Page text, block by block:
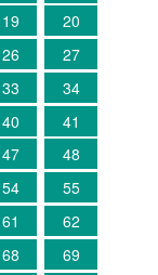
19
20
26
27
33
34
40
41
47
48
54
55
61
62
68
69